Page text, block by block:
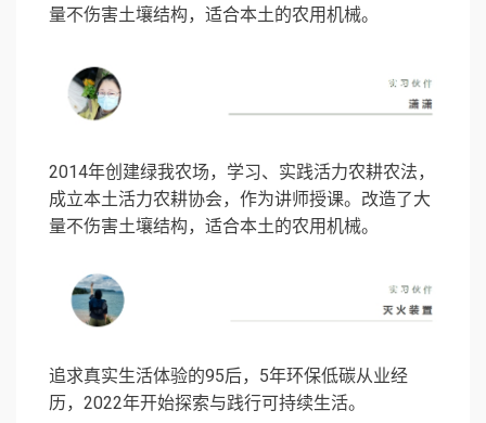
量不伤害土壤结构，适合本土的农用机械。
2014年创建绿我农场，学习、实践活力农耕农法，
成立本土活力农耕协会，作为讲师授课。改造了大
量不伤害土壤结构，适合本土的农用机械。
追求真实生活体验的95后，5年环保低碳从业经
历，2022年开始探索与践行可持续生活。